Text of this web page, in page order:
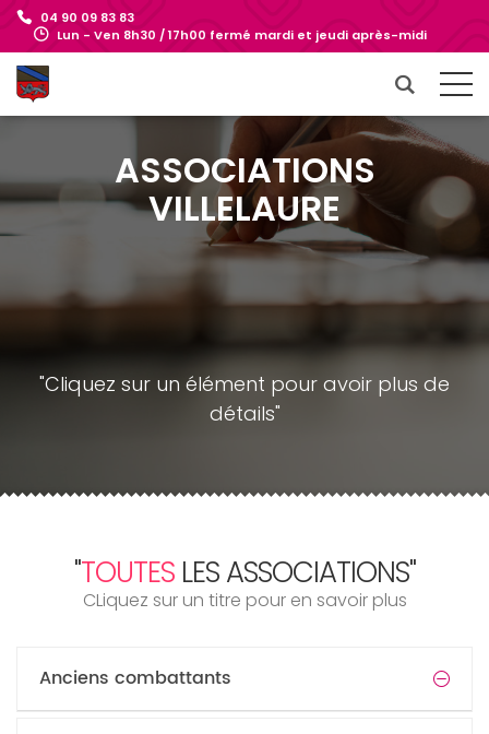
04 90 09 83 83
Lun - Ven 8h30 / 17h00 fermé mardi et jeudi après-midi
ASSOCIATIONS
VILLELAURE
"Cliquez sur un élément pour avoir plus de
détails"
"TOUTESLES ASSOCIATIONS"
CLiquez sur un titre pour en savoir plus
Anciens combattants